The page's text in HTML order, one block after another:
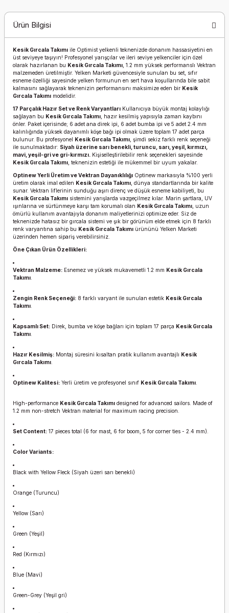
Ürün Bilgisi
Kesik Gırcala Takımı ile Optimist yelkenli teknenizde donanım hassasiyetini en
üst seviyeye taşıyın! Profesyonel yarışçılar ve ileri seviye yelkenciler için özel
olarak hazırlanan bu Kesik Gırcala Takımı , 1.2 mm yüksek performanslı Vektran
malzemeden üretilmiştir. Yelken Marketi güvencesiyle sunulan bu set, sıfır
esneme özelliği sayesinde yelken formunun en sert hava koşullarında bile sabit
kalmasını sağlayarak teknenizin performansını maksimize eden bir Kesik
Gırcala Takımı modelidir.
17 Parçalık Hazır Set ve Renk Varyantları Kullanıcıya büyük montaj kolaylığı
sağlayan bu Kesik Gırcala Takımı , hazır kesilmiş yapısıyla zaman kaybını
önler. Paket içerisinde; 6 adet ana direk ipi, 6 adet bumba ipi ve 5 adet 2.4 mm
kalınlığında yüksek dayanımlı köşe bağı ipi olmak üzere toplam 17 adet parça
bulunur. Bu profesyonel Kesik Gırcala Takımı , şimdi sekiz farklı renk seçeneği
ile sunulmaktadır: Siyah üzerine sarı benekli, turuncu, sarı, yeşil, kırmızı,
mavi, yeşil-gri ve gri-kırmızı. Kişiselleştirilebilir renk seçenekleri sayesinde
Kesik Gırcala Takımı , teknenizin estetiği ile mükemmel bir uyum yakalar.
Optinew Yerli Üretim ve Vektran Dayanıklılığı Optinew markasıyla %100 yerli
üretim olarak imal edilen Kesik Gırcala Takımı , dünya standartlarında bir kalite
sunar. Vektran liflerinin sunduğu aşırı direnç ve düşük esneme kabiliyeti, bu
Kesik Gırcala Takımı sistemini yarışlarda vazgeçilmez kılar. Marin şartlara, UV
ışınlarına ve sürtünmeye karşı tam korumalı olan Kesik Gırcala Takımı , uzun
ömürlü kullanım avantajıyla donanım maliyetlerinizi optimize eder. Siz de
teknenizde hatasız bir gırcala sistemi ve şık bir görünüm elde etmek için 8 farklı
renk varyantına sahip bu Kesik Gırcala Takımı ürününü Yelken Marketi
üzerinden hemen sipariş verebilirsiniz.
Öne Çıkan Ürün Özellikleri:
Vektran Malzeme: Esnemez ve yüksek mukavemetli 1.2 mm Kesik Gırcala
Takımı
Zengin Renk Seçeneği: 8 farklı varyant ile sunulan estetik Kesik Gırcala
Takımı
Kapsamlı Set: Direk, bumba ve köşe bağları için toplam 17 parça Kesik Gırcala
Takımı
Hazır Kesilmiş: Montaj süresini kısaltan pratik kullanım avantajlı Kesik
Gırcala Takımı
Optinew Kalitesi: Yerli üretim ve profesyonel sınıf Kesik Gırcala Takımı
High-performance Kesik Gırcala Takımı designed for advanced sailors. Made of
1.2 mm non-stretch Vektran material for maximum racing precision.
Set Content: 17 pieces total (6 for mast, 6 for boom, 5 for corner ties - 2.4 mm).
Color Variants:
Black with Yellow Fleck (Siyah üzeri sarı benekli)
Orange (Turuncu)
Yellow (Sarı)
Green (Yeşil)
Red (Kırmızı)
Blue (Mavi)
Green-Grey (Yeşil gri)